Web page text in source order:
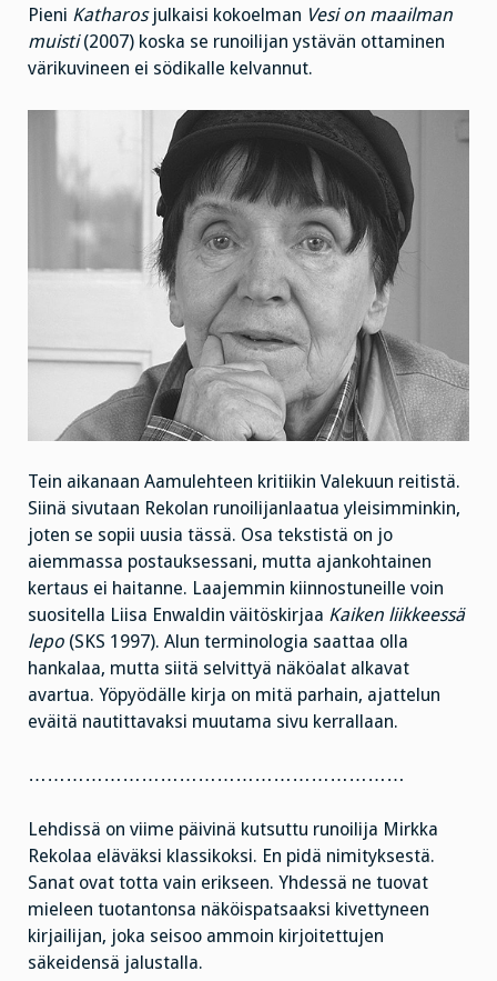
Pieni Katharosjulkaisi kokoelman Vesi on maailman
muisti(2007) koska se runoilijan ystävän ottaminen
värikuvineen ei södikalle kelvannut.
Tein aikanaan Aamulehteen kritiikin Valekuun reitistä.
Siinä sivutaan Rekolan runoilijanlaatua yleisimminkin,
joten se sopii uusia tässä. Osa tekstistä on jo
aiemmassa postauksessani, mutta ajankohtainen
kertaus ei haitanne. Laajemmin kiinnostuneille voin
suositella Liisa Enwaldin väitöskirjaa Kaiken liikkeessä
lepo (SKS 1997). Alun terminologia saattaa olla
hankalaa, mutta siitä selvittyä näköalat alkavat
avartua. Yöpyödälle kirja on mitä parhain, ajattelun
eväitä nautittavaksi muutama sivu kerrallaan.
……………………………………………………
Lehdissä on viime päivinä kutsuttu runoilija Mirkka
Rekolaa eläväksi klassikoksi. En pidä nimityksestä.
Sanat ovat totta vain erikseen. Yhdessä ne tuovat
mieleen tuotantonsa näköispatsaaksi kivettyneen
kirjailijan, joka seisoo ammoin kirjoitettujen
säkeidensä jalustalla.